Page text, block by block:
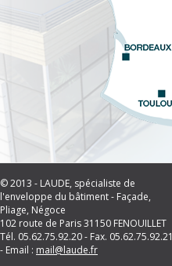
© 2013 - LAUDE, spécialiste de
l'enveloppe du bâtiment - Façade,
Pliage, Négoce
102 route de Paris 31150 FENOUILLET
Tél. 05.62.75.92.20 - Fax. 05.62.75.92.21
- Email : mail@laude.fr